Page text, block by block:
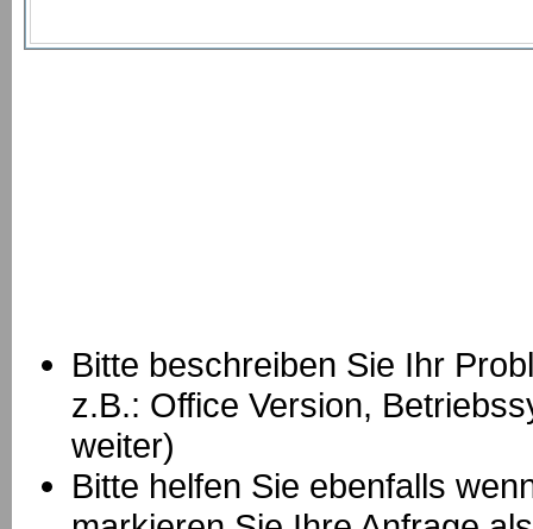
Bitte beschreiben Sie Ihr
z.B.: Office Version,
weiter)
Bitte helfen Sie ebenfalls